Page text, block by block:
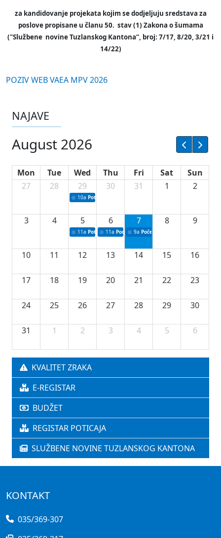
za kandidovanje projekata kojim se dodjeljuju sredstava za
poslove propisane u članu 50. stav (1) Zakona o šumama
("Službene novine Tuzlanskog Kantona“, broj: 7/17, 8/20, 3/21 i
14/22)
POZIV WEB VAEA MPV 2026
NAJAVE
August 2026
Mon Tue Wed Thu Fri Sat
Sun
27
28 29
10a Potpisivanje ugovora sa neprofitnim
30 31 1 2
3 4 5
11a Potpisivanje ugovora o stipendijama za
6
11a Podrška razvoju vodne infrastrukture u
7
9a Početak izgradnje nove
8 9
10 11 12 13 14 15 16
17 18 19 20 21 22 23
24 25 26 27 28 29 30
31 1 2 3 4 5 6
KVALITET ZRAKA
E-REGISTAR
BUDŽET
REGISTAR POTICAJA
SLUŽBENE NOVINE TUZLANSKOG KANTONA
KONTAKT
035/369-307